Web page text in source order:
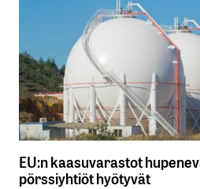
EU:n kaasuvarastot
pörssiyhtiöt hyötyvät